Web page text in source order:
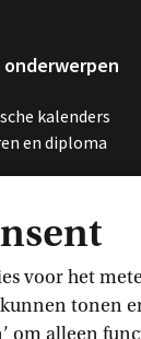
voor het
tonen
om alleen
kalenders
en diploma
in het buitenland